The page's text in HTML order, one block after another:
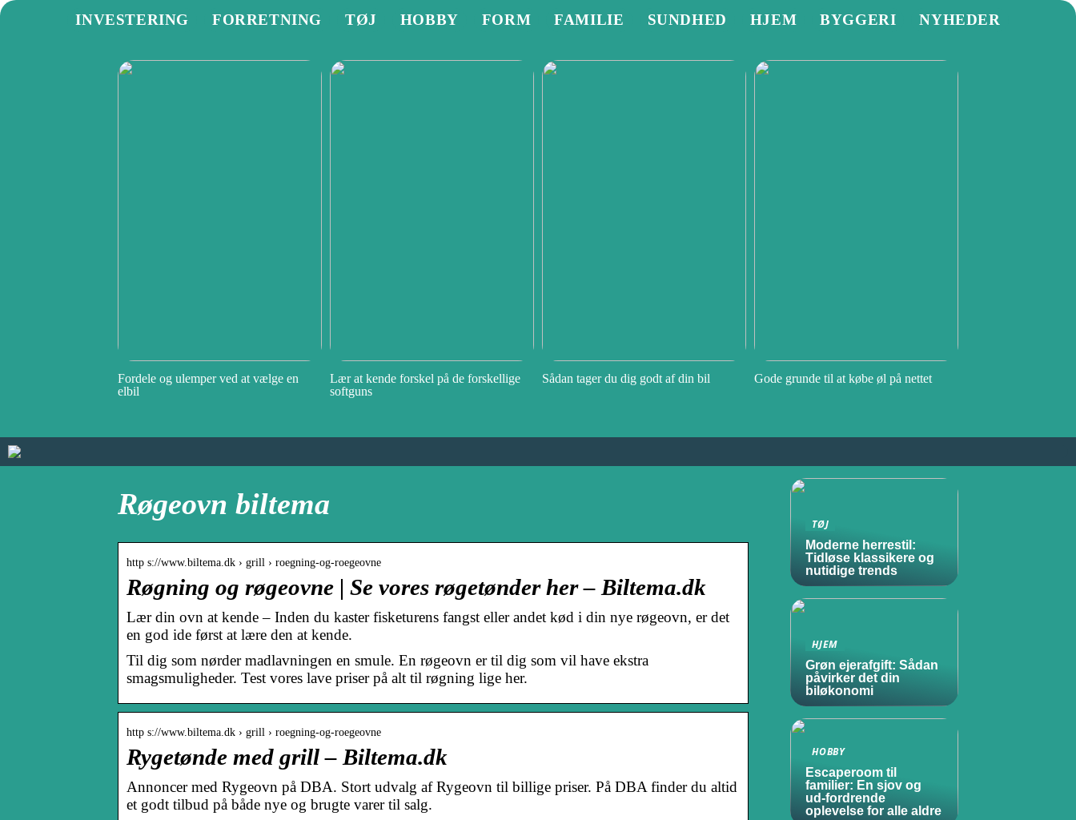
INVESTERING FORRETNING TØJ HOBBY FORM FAMILIE SUNDHED HJEM BYGGERI NYHEDER
Fordele og ulemper ved at vælge en
elbil
Lær at kende forskel på de forskellige
softguns
Sådan tager du dig godt af din bil Gode grunde til at købe øl på nettet
Røgeovn biltema
http s://www.biltema.dk › grill › roegning-og-roegeovne
Røgning og røgeovne | Se vores røgetønder her – Biltema.dk
Lær din ovn at kende – Inden du kaster fisketurens fangst eller andet kød i din nye røgeovn, er det
en god ide først at lære den at kende.
Til dig som nørder madlavningen en smule. En røgeovn er til dig som vil have ekstra
smagsmuligheder. Test vores lave priser på alt til røgning lige her.
http s://www.biltema.dk › grill › roegning-og-roegeovne
Rygetønde med grill – Biltema.dk
Annoncer med Rygeovn på DBA. Stort udvalg af Rygeovn til billige priser. På DBA finder du altid
et godt tilbud på både nye og brugte varer til salg.
TØJ
Moderne herrestil:
Tidløse klassikere og
nutidige trends
HJEM
Grøn ejerafgift: Sådan
påvirker det din
biløkonomi
HOBBY
Escaperoom til
familier: En sjov og
ud-fordrende
oplevelse for alle aldre